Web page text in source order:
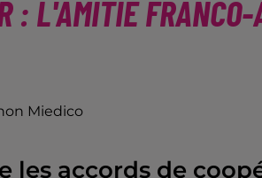
: L'AMITIÉ
Miedico
les accords de